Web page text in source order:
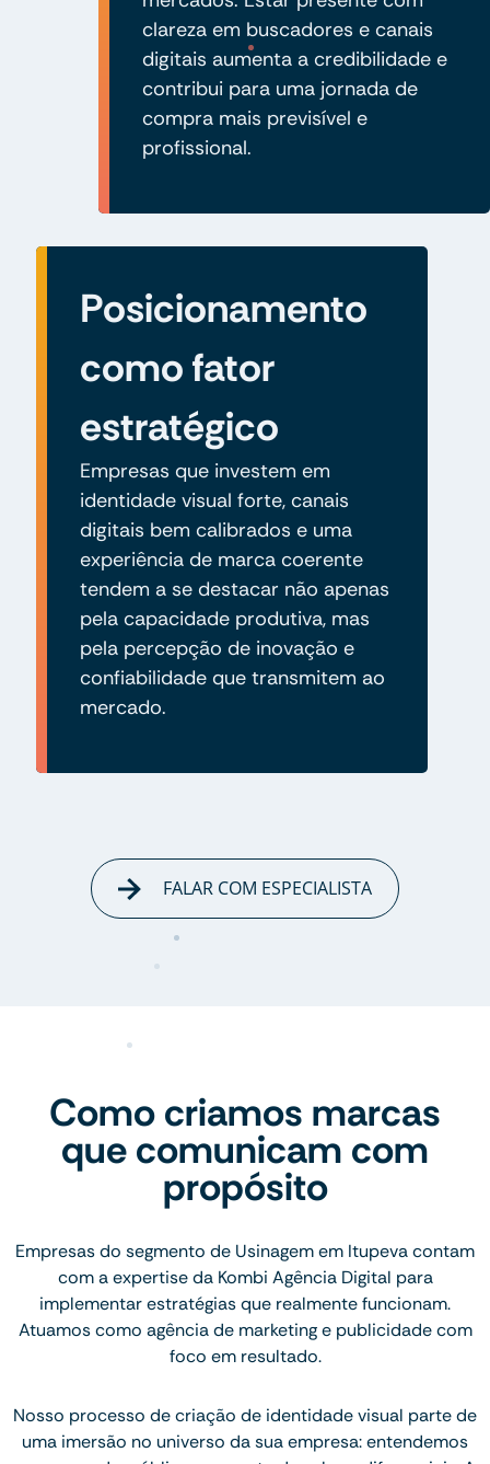
clareza em buscadores e canais
digitais aumenta a credibilidade e
contribui para uma jornada de
compra mais previsível e
profissional.
Posicionamento
como fator
estratégico
Empresas que investem em
identidade visual forte, canais
digitais bem calibrados e uma
experiência de marca coerente
tendem a se destacar não apenas
pela capacidade produtiva, mas
pela percepção de inovação e
confiabilidade que transmitem ao
mercado.
FALAR COM ESPECIALISTA
Como criamos marcas
que comunicam com
propósito
Empresas do segmento de Usinagem em Itupeva contam
com a expertise da Kombi Agência Digital para
implementar estratégias que realmente funcionam.
Atuamos como agência de marketing e publicidade com
foco em resultado.
Nosso processo de criação de identidade visual parte de
uma imersão no universo da sua empresa: entendemos